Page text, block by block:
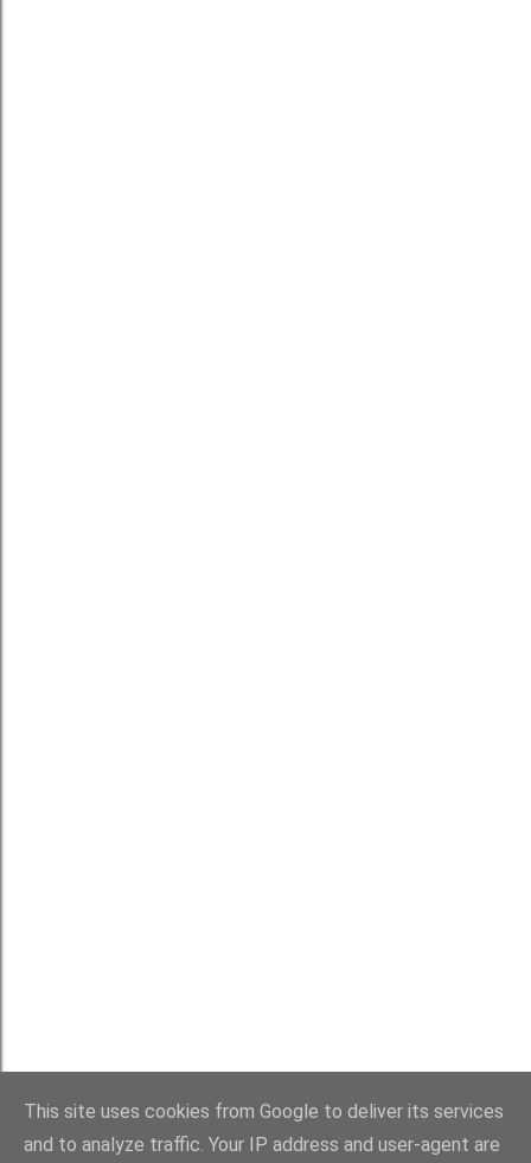
This site uses cookies from Google to deliver its services
and to analyze traffic. Your IP address and user-agent are